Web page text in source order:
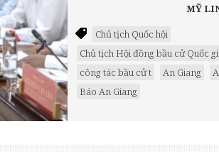
MỸ
Chủ tịch Quốc hội
Chủ tịch Hội đồng bầu cử Quốc
công tác bầu cử t
An Giang
Báo An Giang